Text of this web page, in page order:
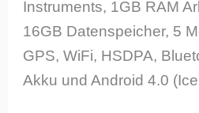
Instruments, 1GB RAM
16GB Datenspeicher, 5
GPS, WiFi, HSDPA,
Akku und Android 4.0